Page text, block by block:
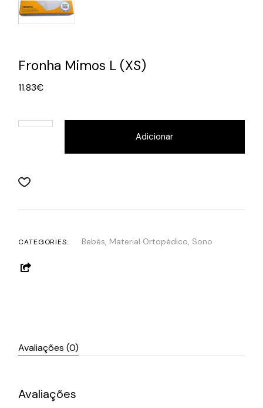
Fronha Mimos L (XS)
11.83€
Adicionar
CATEGORIES: Bebés, Material Ortopédico, Sono
Avaliações (0)
Avaliações